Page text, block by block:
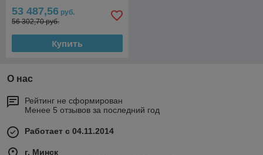
53 487,56 руб.
56 302,70 руб.
Купить
О нас
Рейтинг не сформирован
Менее 5 отзывов за последний год
Работает с 04.11.2014
г. Минск